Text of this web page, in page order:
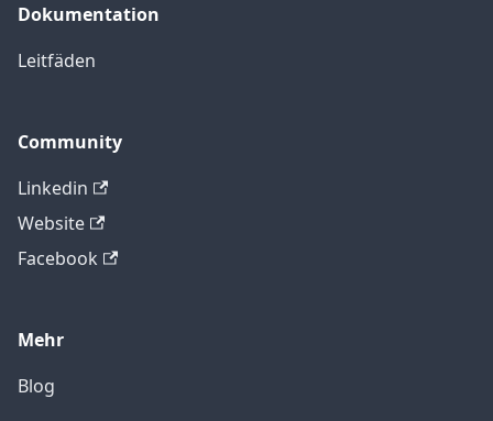
Dokumentation
Leitfäden
Community
Linkedin
Website
Facebook
Mehr
Blog